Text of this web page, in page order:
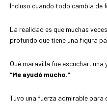
Incluso cuando todo cambia de
La realidad es que muchas
profundo que tiene una figura
Qué maravilla fue escuchar,
“Me ayudó mucho.”
Tuvo una fuerza admirable